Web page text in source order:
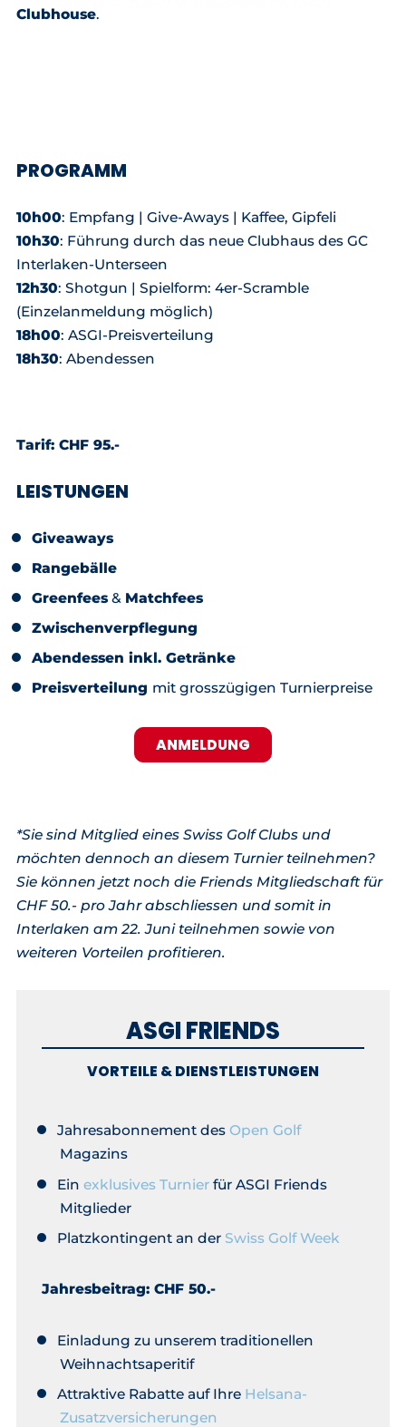
Clubhouse.
PROGRAMM
10h00: Empfang | Give-Aways | Kaffee, Gipfeli
10h30: Führung durch das neue Clubhaus des GC
Interlaken-Unterseen
12h30: Shotgun | Spielform: 4er-Scramble
(Einzelanmeldung möglich)
18h00: ASGI-Preisverteilung
18h30: Abendessen
Tarif: CHF 95.-
LEISTUNGEN
Giveaways
Rangebälle
Greenfees& Matchfees
Zwischenverpflegung
Abendessen inkl. Getränke
Preisverteilung mit grosszügigen Turnierpreise
ANMELDUNG
*Sie sind Mitglied eines Swiss Golf Clubs und
möchten dennoch an diesem Turnier teilnehmen?
Sie können jetzt noch die Friends Mitgliedschaft für
CHF 50.- pro Jahr abschliessen und somit in
Interlaken am 22. Juni teilnehmen sowie von
weiteren Vorteilen profitieren.
ASGI FRIENDS
VORTEILE & DIENSTLEISTUNGEN
Jahresabonnement desOpen Golf
Magazins
Einexklusives Turnier für ASGI Friends
Mitglieder
Platzkontingent an der Swiss Golf Week
Jahresbeitrag: CHF 50.-
Einladung zu unserem traditionellen
Weihnachtsaperitif
Attraktive Rabatte auf Ihre Helsana-
Zusatzversicherungen